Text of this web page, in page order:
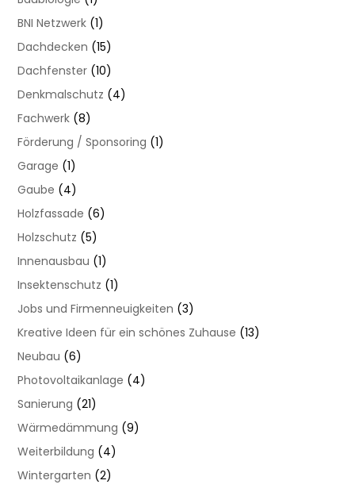
BNI Netzwerk (1)
Dachdecken (15)
Dachfenster (10)
Denkmalschutz (4)
Fachwerk (8)
Förderung / Sponsoring (1)
Garage (1)
Gaube (4)
Holzfassade (6)
Holzschutz (5)
Innenausbau (1)
Insektenschutz (1)
Jobs und Firmenneuigkeiten (3)
Kreative Ideen für ein schönes Zuhause (13)
Neubau (6)
Photovoltaikanlage (4)
Sanierung (21)
Wärmedämmung (9)
Weiterbildung (4)
Wintergarten (2)